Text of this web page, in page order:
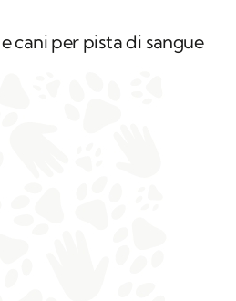
cani per pista di sangue